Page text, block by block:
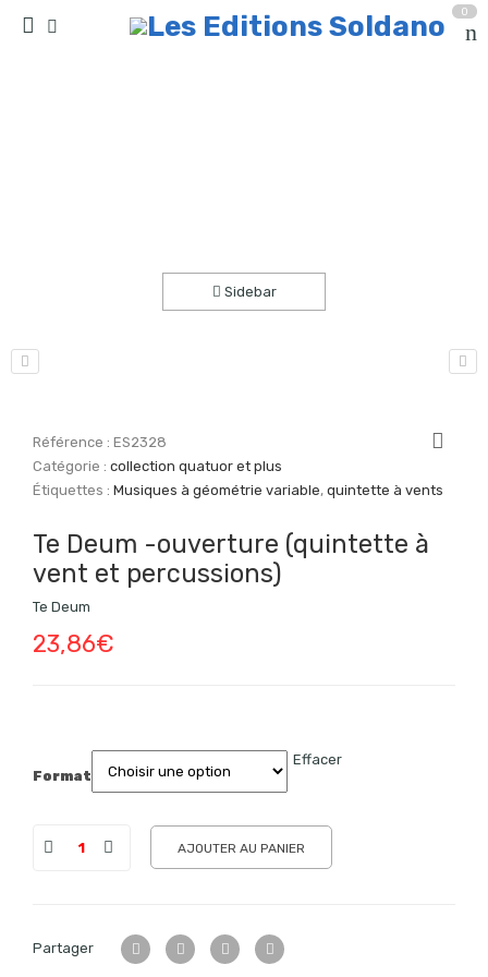
0
Sidebar
Référence :ES2328
Catégorie :collection quatuor et plus
Étiquettes :Musiques à géométrie variable,quintette à vents
Te Deum -ouverture (quintette à
vent et percussions)
Te Deum
23,86€
Format
Effacer
AJOUTER AU PANIER
Partager